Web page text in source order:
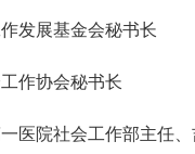
发展基金会秘书长
作协会秘书长
医院社会工作部主任